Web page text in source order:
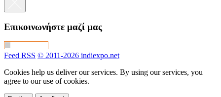
Επικοινωνήστε μαζί μας
Feed RSS © 2011-2026 indiexpo.net
Cookies help us deliver our services. By using our services, you
agree to our use of cookies.